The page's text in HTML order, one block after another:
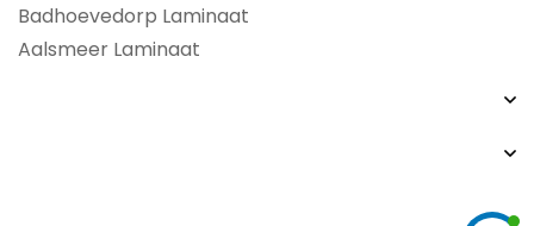
Badhoevedorp Laminaat
Aalsmeer Laminaat